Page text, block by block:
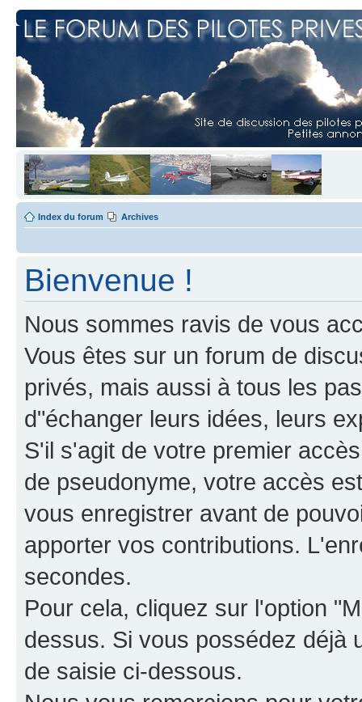
Index du forum Archives
Bienvenue !
Nous sommes ravis de vous
Vous êtes sur un forum de
privés, mais aussi à tous les
d"échanger leurs idées, leurs
S'il s'agit de votre premier
de pseudonyme, votre accès
vous enregistrer avant de
apporter vos contributions.
secondes.
Pour cela, cliquez sur l'option
dessus. Si vous possédez déjà
de saisie ci-dessous.